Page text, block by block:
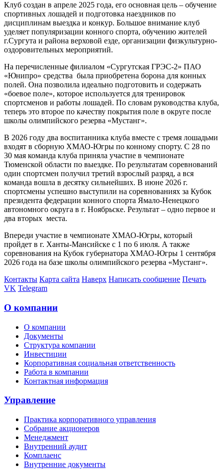
Клуб создан в апреле 2025 года, его основная цель – обучение
спортивных лошадей и подготовка наездников по
дисциплинам выездка и конкур. Большое внимание клуб
уделяет популяризации конного спорта, обучению жителей
г.Сургута и района верховой езде, организации физкультурно-
оздоровительных мероприятий.
На перечисленные филиалом «Сургутская ГРЭС-2» ПАО
«Юнипро» средства была приобретена борона для конных
полей. Она позволила идеально подготовить и содержать
«боевое поле», которое используется для тренировок
спортсменов и работы лошадей. По словам руководства клуба,
теперь это второе по качеству покрытия поле в округе после
школы олимпийского резерва «Мустанг».
В 2026 году два воспитанника клуба вместе с тремя лошадьми
входят в сборную ХМАО-Югры по конному спорту. С 28 по
30 мая команда клуба приняла участие в чемпионате
Тюменской области по выездке. По результатам соревнований
один спортсмен получил третий взрослый разряд, а вся
команда вошла в десятку сильнейших. В июне 2026 г.
спортсмены успешно выступили на соревнованиях за Кубок
президента федерации конного спорта Ямало-Ненецкого
автономного округа в г. Ноябрьске. Результат – одно первое и
два вторых места.
Впереди участие в чемпионате ХМАО-Югры, который
пройдет в г. Ханты-Мансийске с 1 по 6 июля. А также
соревнования на Кубок губернатора ХМАО-Югры 1 сентября
2026 года на базе школы олимпийского резерва «Мустанг».
Контакты Карта сайта Наверх Написать сообщение Печать
VK Telegram
О компании
О компании
Документы
Структура компании
Инвестиции
Корпоративная социальная ответственность
Работа в компании
Контактная информация
Управление
Практика корпоративного управления
Собрание акционеров
Менеджмент
Внутренний аудит
Комплаенс
Внутренние документы